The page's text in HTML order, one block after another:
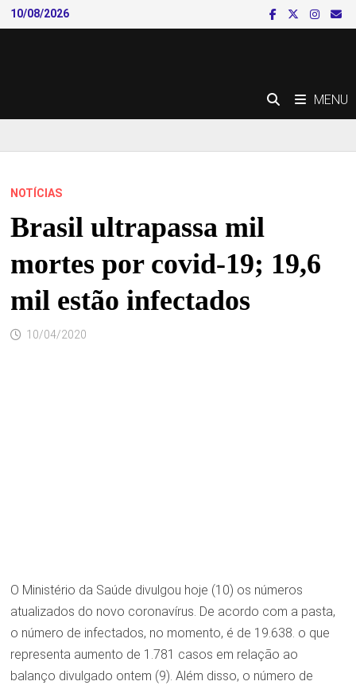
Skip
to
10/08/2026
MENU
NOTÍCIAS
Brasil ultrapassa mil
mortes por covid-19; 19,6
mil estão infectados
10/04/2020
O Ministério da Saúde divulgou hoje (10) os números
atualizados do novo coronavírus. De acordo com a pasta,
o número de infectados, no momento, é de 19.638. o que
representa aumento de 1.781 casos em relação ao
balanço divulgado ontem (9). Além disso, o número de